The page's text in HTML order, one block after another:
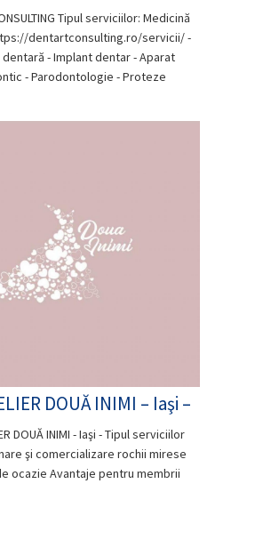
Tipul serviciilor: Medicină
dentartconsulting.ro/servicii/ -
- Implant dentar - Aparat
- Parodontologie - Proteze
DOUĂ INIMI – Iaşi –
DOUĂ INIMI - Iaşi - Tipul serviciilor
şi comercializare rochii mirese
ocazie Avantaje pentru membrii